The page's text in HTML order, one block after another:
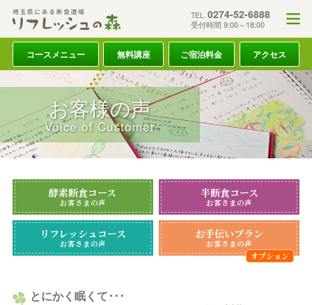
TEL. 0274-52-6888
受付時間 9:00～18:00
コースメニュー 無料講座 ご宿泊料金 アクセス
お客様の声
Voice of Customer
酵素断食コース
お客さまの声
半断食コース
お客さまの声
リフレッシュコース
お客さまの声
お手伝いプラン
お客さまの声
とにかく眠くて･･･